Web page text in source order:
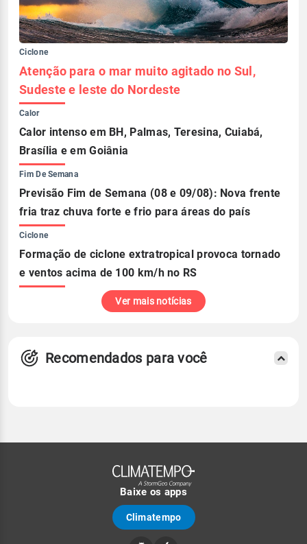
Ciclone
Atenção para o mar muito agitado no Sul,
Sudeste e leste do Nordeste
Calor
Calor intenso em BH, Palmas, Teresina, Cuiabá,
Brasília e em Goiânia
Fim De Semana
Previsão Fim de Semana (08 e 09/08): Nova frente
fria traz chuva forte e frio para áreas do país
Ciclone
Formação de ciclone extratropical provoca tornado
e ventos acima de 100 km/h no RS
Ver mais notícias
Recomendados para você
Baixe os apps
Climatempo